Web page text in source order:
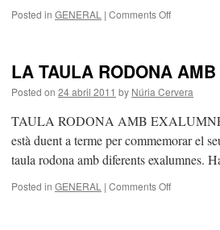
Posted in GENERAL | Comments Offon
LA TAULA RODONA
Posted on 24 abril 2011 by Núria Cervera
TAULA RODONA AMB EXALUMNES
està duent a terme per commemorar el
taula rodona amb diferents exalumnes.
Posted in GENERAL | Comments Offon